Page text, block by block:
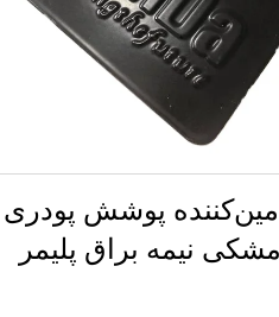
پوشش پودری
مشکی نیمه براق پلیمر